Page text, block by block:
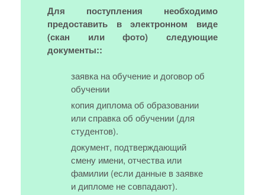
Для поступления необходимо
предоставить в электронном виде
(скан или фото) следующие
документы::
заявка на обучение и договор об
обучении
копия диплома об образовании
или справка об обучении (для
студентов).
документ, подтверждающий
смену имени, отчества или
фамилии (если данные в заявке
и дипломе не совпадают).